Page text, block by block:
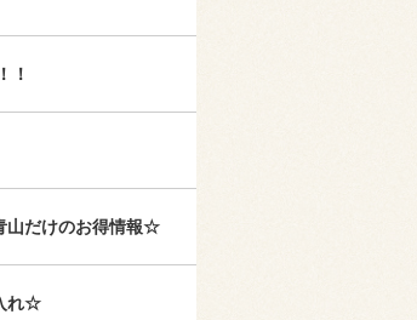
！
山だけのお得情報☆
れ☆